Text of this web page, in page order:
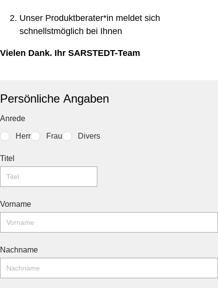
Unser Produktberater*in meldet sich
schnellstmöglich bei Ihnen
Vielen Dank. Ihr SARSTEDT-Team
Persönliche Angaben
Anrede
Herr Frau Divers
Titel
Vorname
Nachname